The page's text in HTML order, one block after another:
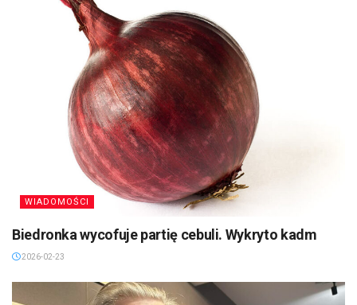
WIADOMOŚCI
Biedronka wycofuje partię cebuli. Wykryto kadm
2026-02-23